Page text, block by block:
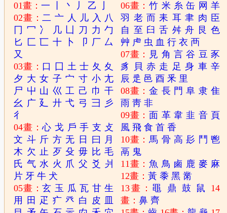
01畫：一 丶 丿 乙
02畫：二 亠 人 儿 入 八
冂 冖 冫 几 凵 刀 力 勹
匕 匚 匸 十 卜 卩 厂 厶
又
03畫： 口 囗 土 士 夂 夊
夕 大 女 子 宀 寸 小 尢
尸 屮 山 巛 工 己 巾 干
幺 广 廴 廾 弋 弓 彐
彡
彳
04畫：心 戈 戶 手 支 攴
文 斗 斤 方 无 日 曰 月
木 欠 止 歹 殳 毋 比 毛
氏 气 水 火 爪 父 爻 爿
片 牙 牛 犬
05畫：玄 玉 瓜 瓦 甘 生
用
田 疋 疒 癶 白 皮
06畫：竹 米 糸 缶 网 羊
羽 老 而 耒 耳 聿 肉 臣
自 至 臼 舌 舛 舟 艮 色
艸 虍 虫 血 行 衣 襾
07畫： 見 角 言 谷 豆 豕
豸
貝 赤 走 足 身 車 辛
辰 辵 邑 酉 釆 里
08畫：金 長 門 阜 隶 隹
雨 靑 非
09畫： 面 革 韋 韭 音 頁
風 飛 食 首 香
10畫：馬 骨 高 髟 鬥 鬯
鬲 鬼
11畫：魚 鳥 鹵 鹿 麥 麻
12畫：黃 黍 黑 黹
13畫： 黽 鼎 鼓 鼠
14
畫：鼻 齊